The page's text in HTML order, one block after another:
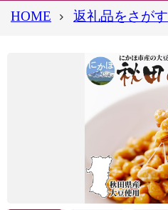
HOME 返礼品をさがす